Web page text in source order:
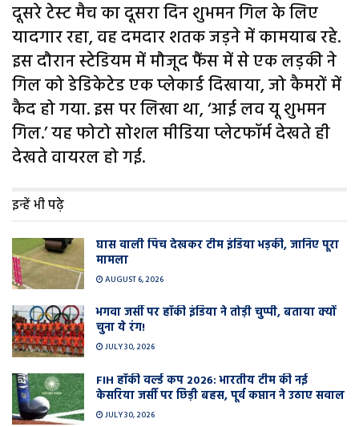
दूसरे टेस्ट मैच का दूसरा दिन शुभमन गिल के लिए
यादगार रहा, वह दमदार शतक जड़ने में कामयाब रहे.
इस दौरान स्टेडियम में मौजूद फैंस में से एक लड़की ने
गिल को डेडिकेटेड एक प्लेकार्ड दिखाया, जो कैमरों में
कैद हो गया. इस पर लिखा था, ‘आई लव यू शुभमन
गिल.’ यह फोटो सोशल मीडिया प्लेटफॉर्म देखते ही
देखते वायरल हो गई.
इन्हें भी पढ़े
घास वाली प‍िच देखकर टीम इंडिया भड़की, जानिए पूरा
मामला
AUGUST 6, 2026
भगवा जर्सी पर हॉकी इंडिया ने तोड़ी चुप्पी, बताया क्यों
चुना ये रंग!
JULY 30, 2026
FIH हॉकी वर्ल्ड कप 2026: भारतीय टीम की नई
केसरिया जर्सी पर छिड़ी बहस, पूर्व कप्तान ने उठाए सवाल
JULY 30, 2026